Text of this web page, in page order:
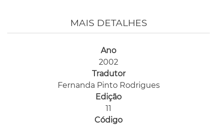
MAIS DETALHES
Ano
2002
Tradutor
Fernanda Pinto Rodrigues
Edição
11
Código